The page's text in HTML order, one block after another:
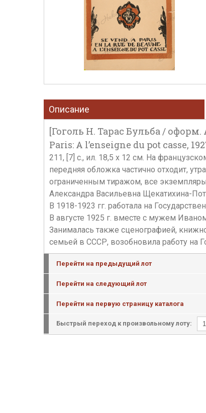
Описание
[Гоголь Н. Тарас Бульба /
Paris: A l’enseigne du pot casse,
211, [7] с., ил. 18,5 x 12 см. На
передняя обложка частично отходит,
ограниченным тиражом, все
Александра Васильевна Щекатихина-
В 1918-1923 гг. работала на
В августе 1925 г. вместе с мужем
Занималась также сценографией,
семьей в СССР, возобновила работу на
Перейти на предыдущий лот
Перейти на следующий лот
Перейти на первую страницу каталога
Быстрый переход к произвольному лоту: